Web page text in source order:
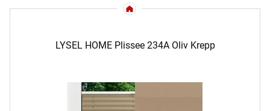
LYSEL HOME Plissee 234A Oliv Krepp